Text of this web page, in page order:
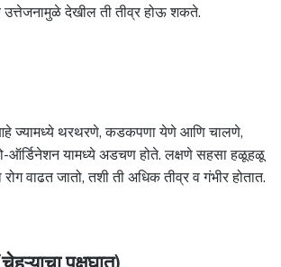
देखील ती तीव्र होऊ शकते.
ज्यामध्ये थरथरणे, कडकपणा येणे आणि चालणे,
यामध्ये अडचण होते. लक्षणे सहसा हळूहळू
वाढत जातो, तशी ती अधिक तीव्र व गंभीर होतात.